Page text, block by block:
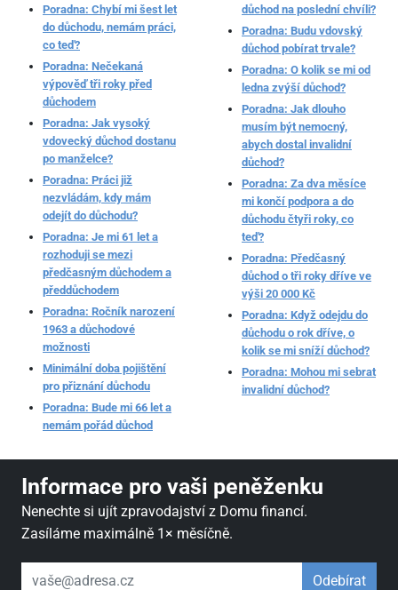
Poradna: Chybí mi šest let
do důchodu, nemám práci,
co teď?
Poradna: Nečekaná
výpověď tři roky před
důchodem
Poradna: Jak vysoký
vdovecký důchod dostanu
po manželce?
Poradna: Práci již
nezvládám, kdy mám
odejít do důchodu?
Poradna: Je mi 61 let a
rozhoduji se mezi
předčasným důchodem a
předdůchodem
Poradna: Ročník narození
1963 a důchodové
možnosti
Minimální doba pojištění
pro přiznání důchodu
Poradna: Bude mi 66 let a
nemám pořád důchod
důchod na poslední chvíli?
Poradna: Budu vdovský
důchod pobírat trvale?
Poradna: O kolik se mi od
ledna zvýší důchod?
Poradna: Jak dlouho
musím být nemocný,
abych dostal invalidní
důchod?
Poradna: Za dva měsíce
mi končí podpora a do
důchodu čtyři roky, co
teď?
Poradna: Předčasný
důchod o tři roky dříve ve
výši 20 000 Kč
Poradna: Když odejdu do
důchodu o rok dříve, o
kolik se mi sníží důchod?
Poradna: Mohou mi sebrat
invalidní důchod?
Informace pro vaši peněženku
Nenechte si ujít zpravodajství z Domu financí.
Zasíláme maximálně 1× měsíčně.
váš email Odebírat